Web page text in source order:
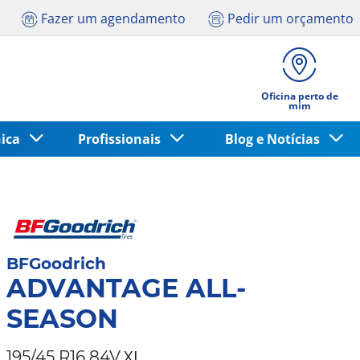
Fazer um agendamento Pedir um orçamento
Oficina perto de
mim
Profissionais Blog e Notícias
BFGoodrich
ADVANTAGE ALL-
SEASON